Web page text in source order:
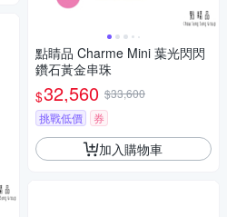
點睛品 Charme Mini 葉光閃閃
鑽石黃金串珠
$32,560 $33,600
挑戰低價
券
加入購物車